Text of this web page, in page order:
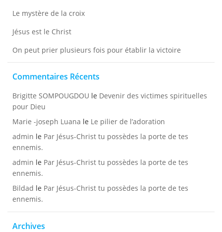
Le mystère de la croix
Jésus est le Christ
On peut prier plusieurs fois pour établir la victoire
Commentaires Récents
Brigitte SOMPOUGDOU le Devenir des victimes spirituelles
pour Dieu
Marie -joseph Luana le Le pilier de l’adoration
admin le Par Jésus-Christ tu possèdes la porte de tes
ennemis.
admin le Par Jésus-Christ tu possèdes la porte de tes
ennemis.
Bildad le Par Jésus-Christ tu possèdes la porte de tes
ennemis.
Archives